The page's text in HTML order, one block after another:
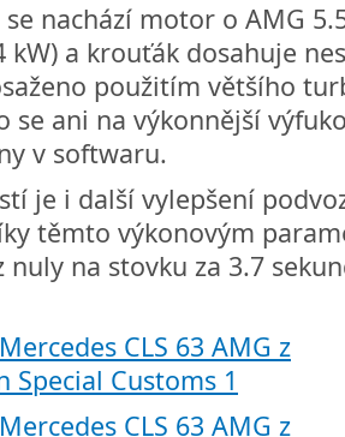
nachází motor o AMG
kW) a krouťák dosahuje
použitím většího
se ani na výkonnější
v softwaru.
je i další vylepšení
těmto výkonovým
nuly na stovku za 3.7